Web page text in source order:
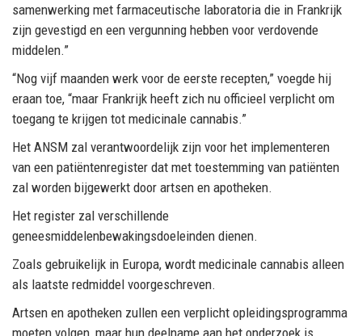
samenwerking met farmaceutische laboratoria die in Frankrijk
zijn gevestigd en een vergunning hebben voor verdovende
middelen.”
“Nog vijf maanden werk voor de eerste recepten,” voegde hij
eraan toe, “maar Frankrijk heeft zich nu officieel verplicht om
toegang te krijgen tot medicinale cannabis.”
Het ANSM zal verantwoordelijk zijn voor het implementeren
van een patiëntenregister dat met toestemming van patiënten
zal worden bijgewerkt door artsen en apotheken.
Het register zal verschillende
geneesmiddelenbewakingsdoeleinden dienen.
Zoals gebruikelijk in Europa, wordt medicinale cannabis alleen
als laatste redmiddel voorgeschreven.
Artsen en apotheken zullen een verplicht opleidingsprogramma
moeten volgen, maar hun deelname aan het onderzoek is